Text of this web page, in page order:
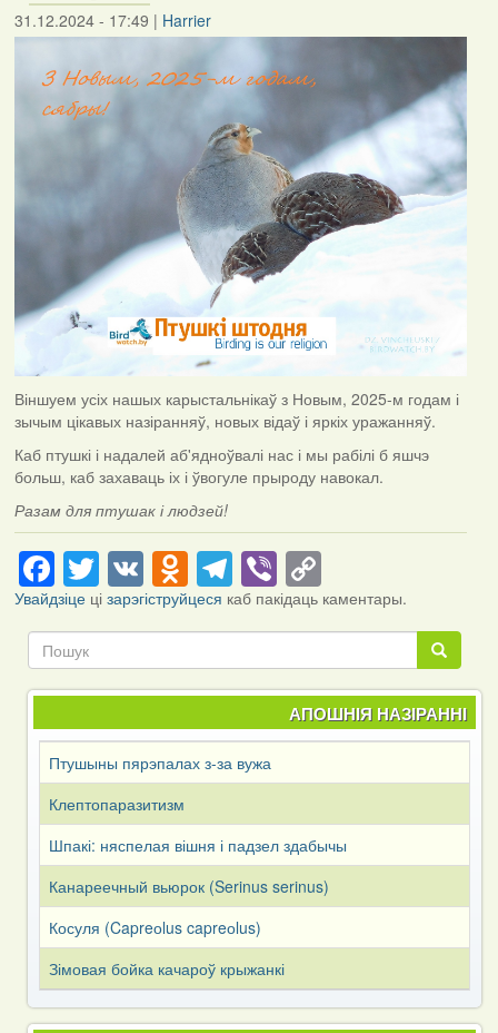
31.12.2024 - 17:49 | Harrier
Віншуем усіх нашых карыстальнікаў з Новым, 2025-м годам і
зычым цікавых назіранняў, новых відаў і яркіх уражанняў.
Каб птушкі і надалей аб'ядноўвалі нас і мы рабілі б яшчэ
больш, каб захаваць іх і ўвогуле прыроду навокал.
Разам для птушак і людзей!
Facebook
Twitter
VKOdnoklassniki
Telegram
ViberCopy
Link
Увайдзіцеці зарэгіструйцеся каб пакідаць каментары.
Пошук
Пошук
АПОШНІЯ НАЗІРАННІ
Птушыны пярэпалах з-за вужа
Клептопаразитизм
Шпакі: няспелая вішня і падзел здабычы
Канареечный вьюрок (Serinus serinus)
Косуля (Capreоlus capreоlus)
Зімовая бойка качароў крыжанкі